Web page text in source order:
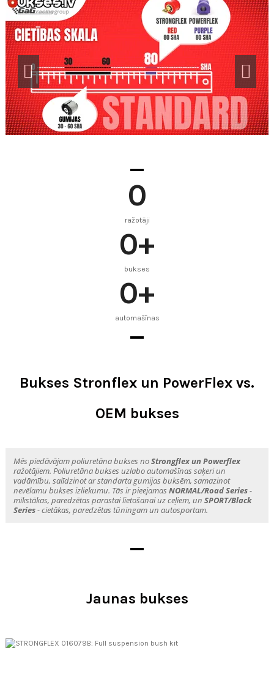
0
ražotāji
0+
bukses
0+
automašīnas
Bukses Stronflex un PowerFlex vs.
OEM bukses
Mēs piedāvājam poliuretāna bukses noStrongflex un Powerflex
ražotājiem. Poliuretāna bukses uzlabo automašīnas saķeri un
vadāmību, salīdzinot ar standarta gumijas buksēm, samazinot
nevēlamu bukses izliekumu. Tās ir pieejamas NORMAL/Road Series-
mīkstākas, paredzētas parastai lietošanai uz ceļiem, un SPORT/Black
Series- cietākas, paredzētas tūningam un autosportam.
Jaunas bukses